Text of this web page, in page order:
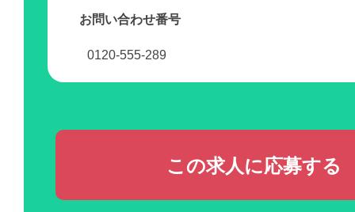
お問い合わせ番号
0120-555-289
この求人に応募する